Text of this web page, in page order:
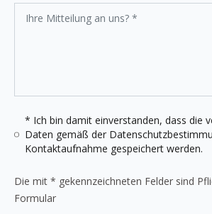
* Ich bin damit einverstanden, dass die
Daten gemäß der
Kontaktaufnahme gespeichert werden.
Die mit * gekennzeichneten Felder sind
Formular